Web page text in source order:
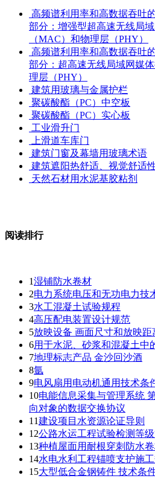
高频谱利用率和高数据吞吐
部分：增强型超高速无线局
（MAC）和物理层（PHY）
高频谱利用率和高数据吞吐
部分：超高速无线局域网媒
理层（PHY）
建筑用玻璃与金属护栏
聚碳酸酯（PC）中空板
聚碳酸酯（PC）实心板
工业滑升门
上滑道车库门
建筑门窗及幕墙用玻璃术语
建筑遮阳热舒适、视觉舒适
天然石材用水泥基胶粘剂
阅读排行
1湿铺防水卷材
2电力系统电压和无功电力技
3水工混凝土试验规程
4高压配电装置设计规范
5放映设备 画面尺寸和放映距
6用于水泥、砂浆和混凝土中
7地理标志产品 金沙回沙酒
8氩
9电风扇用电动机通用技术条
10电能信息采集与管理系统
向对象的数据交换协议
11建设项目水资源论证导则
12公路水运工程试验检测等
13种植屋面用耐根穿刺防水
14水电水利工程锚喷支护施
15大型低合金钢铸件 技术条